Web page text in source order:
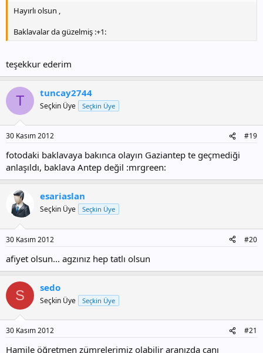
Hayırlı olsun ,
Baklavalar da güzelmiş :+1:
teşekkur ederim
T tuncay2744
Seçkin Üye Seçkin Üye
30 Kasım 2012 #19
fotodaki baklavaya bakınca olayın Gaziantep te geçmediği
anlaşıldı, baklava Antep değil :mrgreen:
esariaslan
Seçkin Üye Seçkin Üye
30 Kasım 2012 #20
afiyet olsun... agzınız hep tatlı olsun
S sedo
Seçkin Üye Seçkin Üye
30 Kasım 2012 #21
Hamile öğretmen zümrelerimiz olabilir aranızda canı